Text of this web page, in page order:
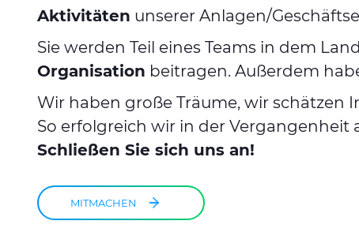
Aktivitäten unserer Anlagen/
Sie werden Teil eines Teams in dem
Organisation beitragen. Außerdem
Wir haben große Träume, wir schätzen
So erfolgreich wir in der Vergangenheit
Schließen Sie sich uns an!
MITMACHEN